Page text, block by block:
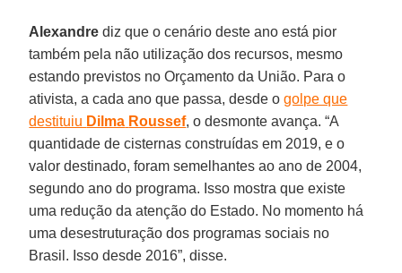
Alexandre diz que o cenário deste ano está pior
também pela não utilização dos recursos, mesmo
estando previstos no Orçamento da União. Para o
ativista, a cada ano que passa, desde ogolpe que
destituiu Dilma Roussef, o desmonte avança. “A
quantidade de cisternas construídas em 2019, e o
valor destinado, foram semelhantes ao ano de 2004,
segundo ano do programa. Isso mostra que existe
uma redução da atenção do Estado. No momento há
uma desestruturação dos programas sociais no
Brasil. Isso desde 2016”, disse.